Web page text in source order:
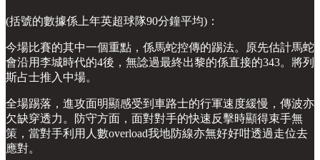
(括號的數據係上年英超球隊90分鐘平均)：
今場比賽的其中一個重點，係馬蛇控傳的踢法。原先估計馬蛇
會沿用李城時代的4後，無諗過最終出黎的係直接的343。將列
斯占士推入中場。
全場踢落，進攻面明顯感受到車路士的行軍速度緩慢，傳波亦
欠缺穿透力。防守方面，面對對手的快速反擊時顯得束手無
策，當對手利用人數overload我地防線亦無好好咁透過走位去
應對。